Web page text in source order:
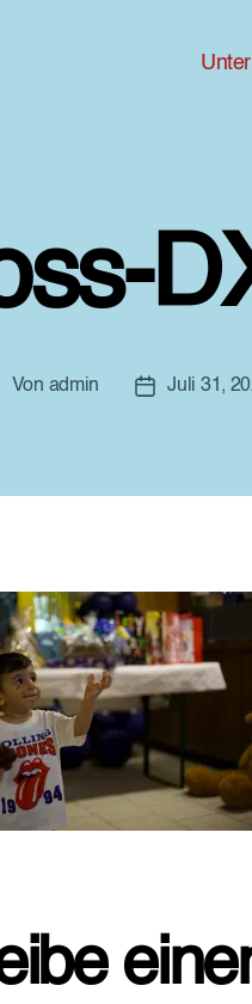
Von admin Juli 31,